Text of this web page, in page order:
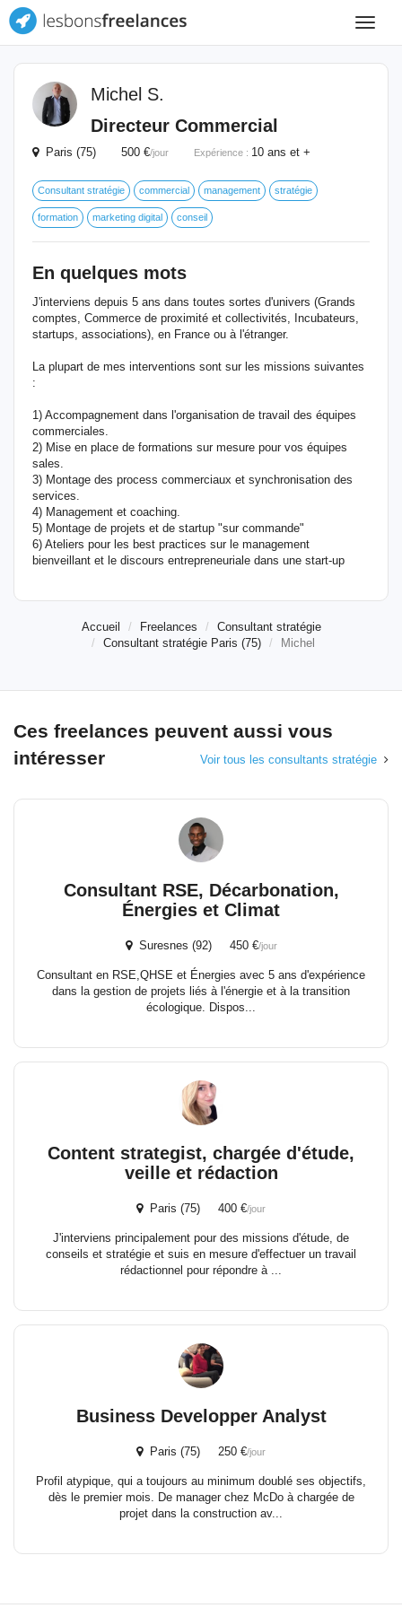
Toggle
Michel S.
Directeur Commercial
Paris (75) 500 €/jour Expérience : 10 ans et +
Consultant stratégie commercial management stratégie
formation marketing digital conseil
En quelques mots
J'interviens depuis 5 ans dans toutes sortes d'univers (Grands
comptes, Commerce de proximité et collectivités, Incubateurs,
startups, associations), en France ou à l'étranger.
La plupart de mes interventions sont sur les missions suivantes
:
1) Accompagnement dans l'organisation de travail des équipes
commerciales.
2) Mise en place de formations sur mesure pour vos équipes
sales.
3) Montage des process commerciaux et synchronisation des
services.
4) Management et coaching.
5) Montage de projets et de startup "sur commande"
6) Ateliers pour les best practices sur le management
bienveillant et le discours entrepreneuriale dans une start-up
Accueil Freelances
Consultant stratégie
Consultant stratégie Paris (75)
Michel
Ces freelances peuvent aussi vous
intéresser
Voir tous les consultants stratégie
Consultant RSE, Décarbonation,
Énergies et Climat
Suresnes (92) 450 €/jour
Consultant en RSE,QHSE et Énergies avec 5 ans d'expérience
dans la gestion de projets liés à l'énergie et à la transition
écologique. Dispos...
Content strategist, chargée d'étude,
veille et rédaction
Paris (75) 400 €/jour
J'interviens principalement pour des missions d'étude, de
conseils et stratégie et suis en mesure d'effectuer un travail
rédactionnel pour répondre à ...
Business Developper Analyst
Paris (75) 250 €/jour
Profil atypique, qui a toujours au minimum doublé ses objectifs,
dès le premier mois. De manager chez McDo à chargée de
projet dans la construction av...